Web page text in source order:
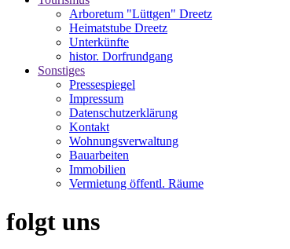
Arboretum "Lüttgen" Dreetz
Heimatstube Dreetz
Unterkünfte
histor. Dorfrundgang
Sonstiges
Pressespiegel
Impressum
Datenschutzerklärung
Kontakt
Wohnungsverwaltung
Bauarbeiten
Immobilien
Vermietung öffentl. Räume
folgt uns